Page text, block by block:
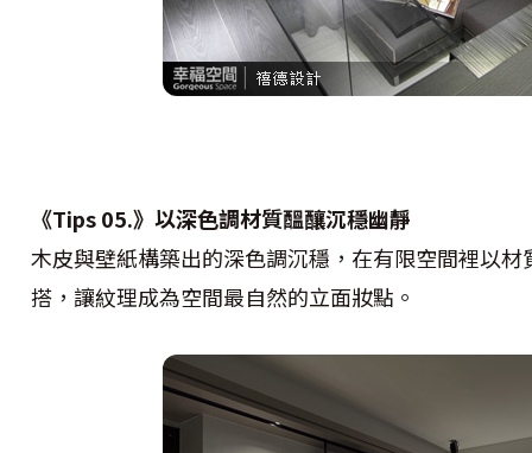
《Tips 05.》以深色調材質醞釀沉穩幽靜
木皮與壁紙構築出的深色調沉穩，在有限空間裡以
搭，讓紋理成為空間最自然的立面妝點。